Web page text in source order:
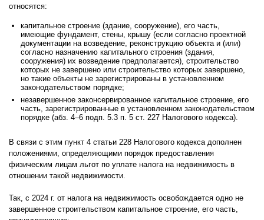
относятся:
капитальное строение (здание, сооружение), его часть,
имеющие фундамент, стены, крышу (если согласно проектной
документации на возведение, реконструкцию объекта и (или)
согласно назначению капитального строения (здания,
сооружения) их возведение предполагается), строительство
которых не завершено или строительство которых завершено,
но такие объекты не зарегистрированы в установленном
законодательством порядке;
незавершенное законсервированное капитальное строение, его
часть, зарегистрированные в установленном законодательством
порядке (абз. 4–6 подп. 5.3 п. 5 ст. 227 Налогового кодекса).
В связи с этим пункт 4 статьи 228 Налогового кодекса дополнен
положениями, определяющими порядок предоставления
физическим лицам льгот по уплате налога на недвижимость в
отношении такой недвижимости.
Так, с 2024 г. от налога на недвижимость освобождается одно не
завершенное строительством капитальное строение, его часть,